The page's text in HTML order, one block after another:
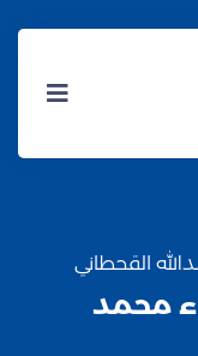
القحطاني
محمد